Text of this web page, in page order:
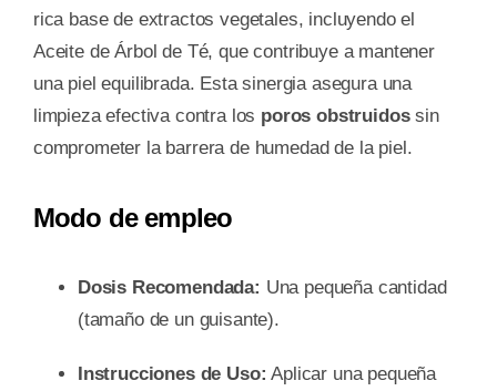
rica base de extractos vegetales, incluyendo el
Aceite de Árbol de Té, que contribuye a mantener
una piel equilibrada. Esta sinergia asegura una
limpieza efectiva contra los poros obstruidossin
comprometer la barrera de humedad de la piel.
Modo de empleo
Dosis Recomendada: Una pequeña cantidad
(tamaño de un guisante).
Instrucciones de Uso: Aplicar una pequeña